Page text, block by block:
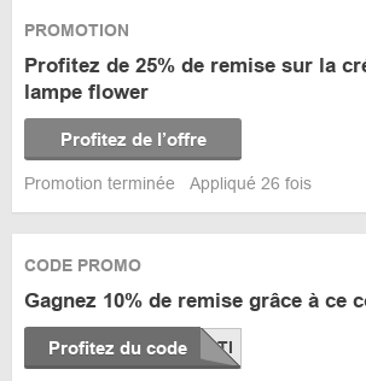
PROMOTION
Profitez de 25% de remise sur la
lampe flower
Profitez de l’offre
Promotion terminée Appliqué 26 fois
CODE PROMO
Gagnez 10% de remise grâce à ce
Profitez du code